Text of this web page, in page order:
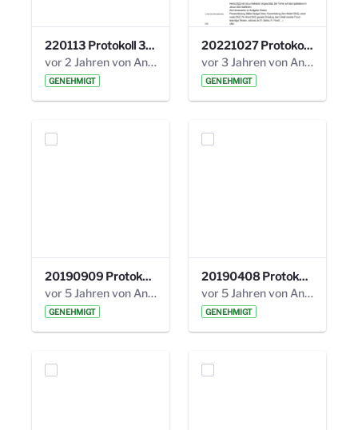
220113 Protokoll 32. Steuerungskreis.pdf
vor 2 Jahren von Anni Schlumberger
GENEHMIGT
20221027 Protokoll 34. Steuerungskreis.pdf
vor 3 Jahren von Anni Schlumberger
GENEHMIGT
20190909 Protokoll 27. Steuerungskreis.pdf
vor 5 Jahren von Anni Schlumberger
GENEHMIGT
20190408 Protokoll 26. Steuerungskreis.pdf
vor 5 Jahren von Anni Schlumberger
GENEHMIGT